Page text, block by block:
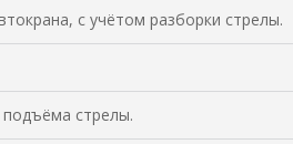
с учётом разборки стрелы.
стрелы.